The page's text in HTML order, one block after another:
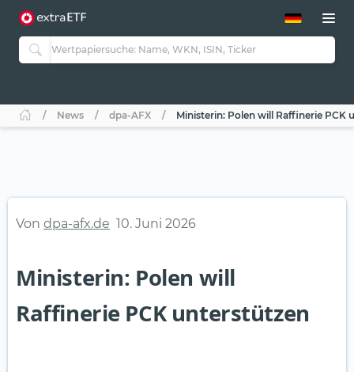
ETF-Guide 2.0
Guide Aktive ETFs
ETF-Sparpläne
News dpa-AFX Ministerin: Polen will Raffinerie PCK
Von dpa-afx.de 10. Juni 2026
Ministerin: Polen will
Raffinerie PCK unterstützen